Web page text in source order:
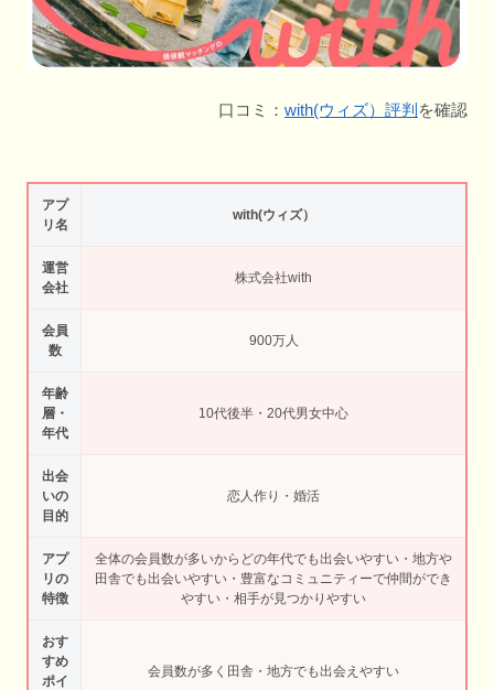
口コミ： with(ウィズ）評判 を確認
アプ
リ名
with(ウィズ）
運営
会社
株式会社with
会員
数
900万人
年齢
層・
年代
10代後半・20代男女中心
出会
いの
目的
恋人作り・婚活
アプ
リの
特徴
全体の会員数が多いからどの年代でも出会いやすい・地方や
田舎でも出会いやすい・豊富なコミュニティーで仲間ができ
やすい・相手が見つかりやすい
おす
すめ
ポイ
会員数が多く田舎・地方でも出会えやすい